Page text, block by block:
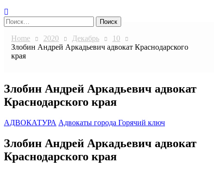
Найти:
Home 2020 Декабрь
10
Злобин Андрей Аркадьевич адвокат Краснодарского
края
Злобин Андрей Аркадьевич адвокат
Краснодарского края
АДВОКАТУРА Адвокаты города Горячий ключ
Злобин Андрей Аркадьевич адвокат
Краснодарского края